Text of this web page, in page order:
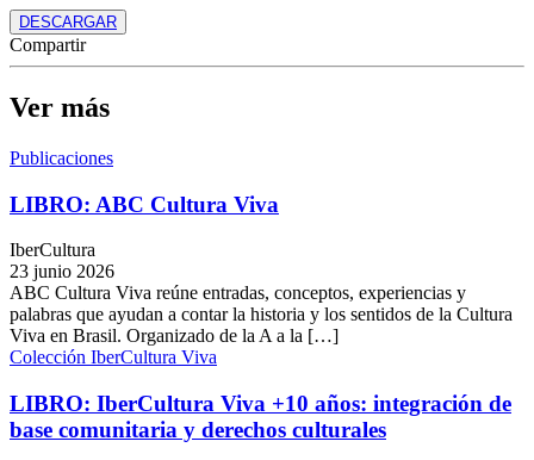
DESCARGAR
Compartir
Ver más
Publicaciones
LIBRO: ABC Cultura Viva
IberCultura
23 junio 2026
ABC Cultura Viva reúne entradas, conceptos, experiencias y
palabras que ayudan a contar la historia y los sentidos de la Cultura
Viva en Brasil. Organizado de la A a la […]
Colección IberCultura Viva
LIBRO: IberCultura Viva +10 años: integración de
base comunitaria y derechos culturales